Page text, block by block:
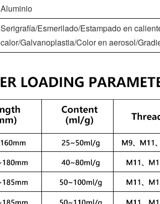
Aluminio
Serigrafía/Esmerilado/Estampado en
calor/Galvanoplastia/Color en aerosol/